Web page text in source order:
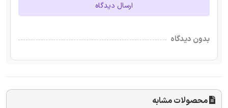
ارسال دیدگاه
بدون دیدگاه
محصولات مشابه